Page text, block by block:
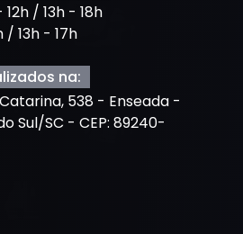
/ 13h - 18h
/ 13h - 17h
na:
538 - Enseada -
Sul/SC - CEP: 89240-